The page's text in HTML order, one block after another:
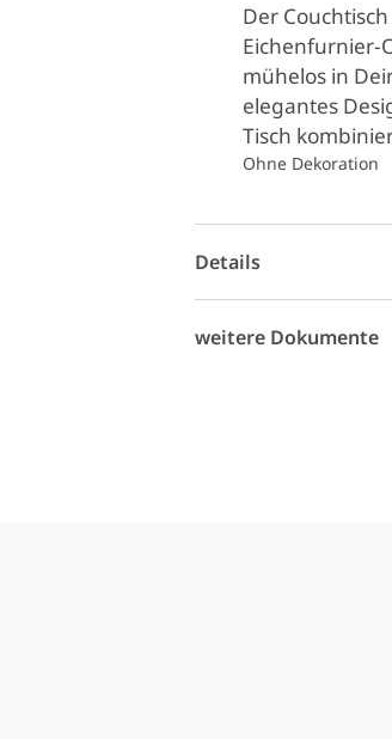
Der
Eichenfurnier-
mühelos in
elegantes
Tisch
Ohne Dekoration
Details
weitere Dokumente